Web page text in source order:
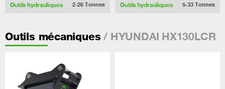
Outils hydrauliques 2-26 Tonnes Outils hydrauliques 5-33 Tonnes
Outils mécaniques / HYUNDAI HX130LCR